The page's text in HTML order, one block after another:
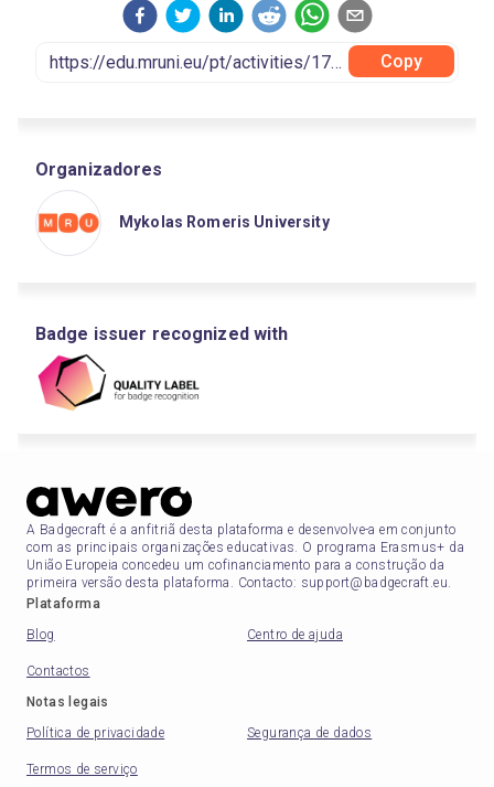
Copy
Organizadores
Mykolas Romeris University
Badge issuer recognized with
A Badgecraft é a anfitriã desta plataforma e desenvolve-a em conjunto
com as principais organizações educativas. O programa Erasmus+ da
União Europeia concedeu um cofinanciamento para a construção da
primeira versão desta plataforma. Contacto: support@badgecraft.eu.
Plataforma
Blog
Centro de ajuda
Contactos
Notas legais
Política de privacidade
Segurança de dados
Termos de serviço